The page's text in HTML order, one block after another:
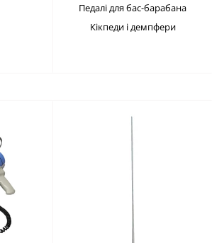
Педалі для бас-барабана
Кікпеди і демпфери